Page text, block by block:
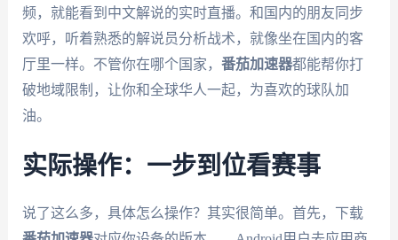
频，就能看到中文解说的实时直播。和国内的朋友同步
欢呼，听着熟悉的解说员分析战术，就像坐在国内的客
厅里一样。不管你在哪个国家， 番茄加速器都能帮你打
破地域限制，让你和全球华人一起，为喜欢的球队加
油。
实际操作：一步到位看赛事
说了这么多，具体怎么操作？其实很简单。首先，下载